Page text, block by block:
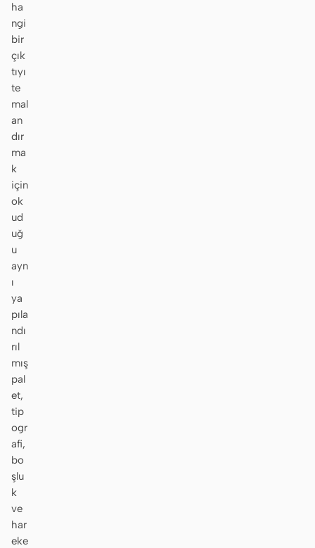
ha
ngi
bir
çık
tıyı
te
mal
an
dır
ma
k
için
ok
ud
uğ
u
ayn
ı
ya
pıla
ndı
rıl
mış
pal
et,
tip
ogr
afi,
bo
şlu
k
ve
har
eke